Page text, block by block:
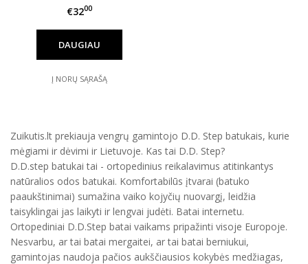
€3200
DAUGIAU
Į NORŲ SĄRAŠĄ
Zuikutis.lt prekiauja vengrų gamintojo D.D. Step batukais, kurie
mėgiami ir dėvimi ir Lietuvoje. Kas tai D.D. Step?
D.D.step batukai tai - ortopedinius reikalavimus atitinkantys
natūralios odos batukai. Komfortabilūs įtvarai (batuko
paaukštinimai) sumažina vaiko kojyčių nuovargį, leidžia
taisyklingai jas laikyti ir lengvai judėti. Batai internetu.
Ortopediniai D.D.Step batai vaikams pripažinti visoje Europoje.
Nesvarbu, ar tai batai mergaitei, ar tai batai berniukui,
gamintojas naudoja pačios aukščiausios kokybės medžiagas,